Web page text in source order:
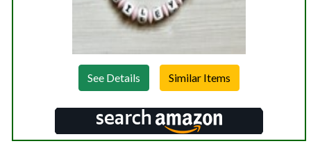
See Details